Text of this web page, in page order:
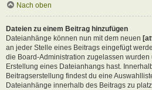
Nach oben
Dateien zu einem Beitrag hinzufügen
Dateianhänge können nun mit dem neuen
an jeder Stelle eines Beitrags eingefügt
die Board-Administration zugelassen
Erstellung eines Dateianhangs hast.
Beitragserstellung findest du eine
Dateianhänge innerhalb des Beitrags zu